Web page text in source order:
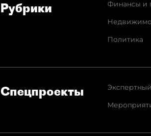
Рубрики
Финансы и
Политика
Спец­проекты